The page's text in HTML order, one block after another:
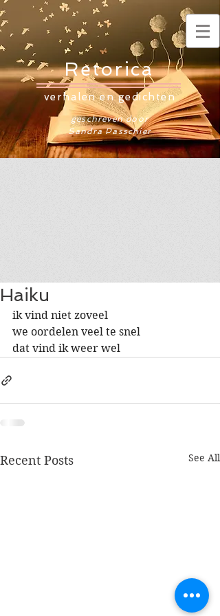
Retorica
verhalen en gedichten
geschreven door
Sandra Passchier
Haiku
ik vind niet zoveel
we oordelen veel te snel
dat vind ik weer wel
Recent Posts See All